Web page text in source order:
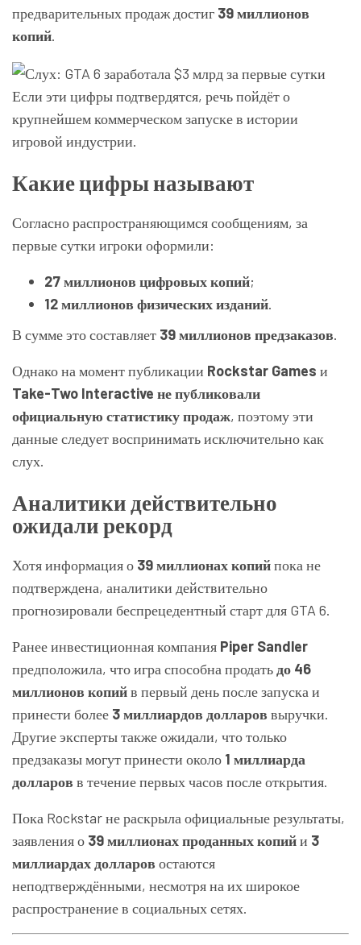
предварительных продаж достиг 39 миллионов
копий.
Если эти цифры подтвердятся, речь пойдёт о
крупнейшем коммерческом запуске в истории
игровой индустрии.
Какие цифры называют
Согласно распространяющимся сообщениям, за
первые сутки игроки оформили:
27 миллионов цифровых копий;
12 миллионов физических изданий.
В сумме это составляет 39 миллионов предзаказов.
Однако на момент публикации Rockstar Games и
Take-Two Interactive не публиковали
официальную статистику продаж, поэтому эти
данные следует воспринимать исключительно как
слух.
Аналитики действительно
ожидали рекорд
Хотя информация о 39 миллионах копийпока не
подтверждена, аналитики действительно
прогнозировали беспрецедентный старт для GTA 6.
Ранее инвестиционная компания Piper Sandler
предположила, что игра способна продать до 46
миллионов копийв первый день после запуска и
принести более 3 миллиардов долларов выручки.
Другие эксперты также ожидали, что только
предзаказы могут принести около 1 миллиарда
долларов в течение первых часов после открытия.
Пока Rockstar не раскрыла официальные результаты,
заявления о 39 миллионах проданных копийи 3
миллиардах долларов остаются
неподтверждёнными, несмотря на их широкое
распространение в социальных сетях.